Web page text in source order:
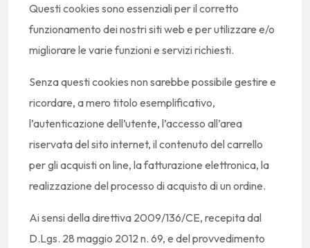
Questi cookies sono essenziali per il corretto
funzionamento dei nostri siti web e per utilizzare e/o
migliorare le varie funzioni e servizi richiesti.
Senza questi cookies non sarebbe possibile gestire e
ricordare, a mero titolo esemplificativo,
l’autenticazione dell’utente, l’accesso all’area
riservata del sito internet, il contenuto del carrello
per gli acquisti on line, la fatturazione elettronica, la
realizzazione del processo di acquisto di un ordine.
Ai sensi della direttiva 2009/136/CE, recepita dal
D.Lgs. 28 maggio 2012 n. 69, e del provvedimento